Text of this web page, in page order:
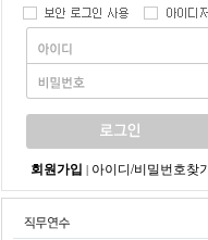
회원가입 아이디/비밀번호찾기